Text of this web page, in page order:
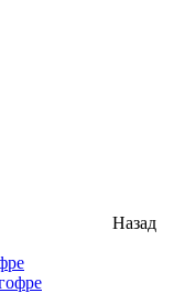
Назад